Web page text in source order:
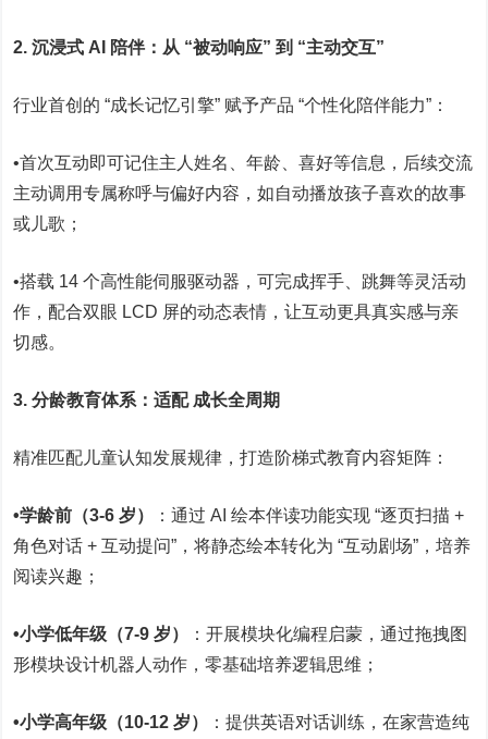
2. 沉浸式 AI 陪伴：从 “被动响应” 到 “主动交互”
行业首创的 “成长记忆引擎” 赋予产品 “个性化陪伴能力”：
•首次互动即可记住主人姓名、年龄、喜好等信息，后续交流
主动调用专属称呼与偏好内容，如自动播放孩子喜欢的故事
或儿歌；
•搭载 14 个高性能伺服驱动器，可完成挥手、跳舞等灵活动
作，配合双眼 LCD 屏的动态表情，让互动更具真实感与亲
切感。
3. 分龄教育体系：适配 成长全周期
精准匹配儿童认知发展规律，打造阶梯式教育内容矩阵：
•学龄前（3-6 岁）
：通过 AI 绘本伴读功能实现 “逐页扫描 +
角色对话 + 互动提问”，将静态绘本转化为 “互动剧场”，培养
阅读兴趣；
•小学低年级（7-9 岁）
：开展模块化编程启蒙，通过拖拽图
形模块设计机器人动作，零基础培养逻辑思维；
•小学高年级（10-12 岁）
：提供英语对话训练，在家营造纯